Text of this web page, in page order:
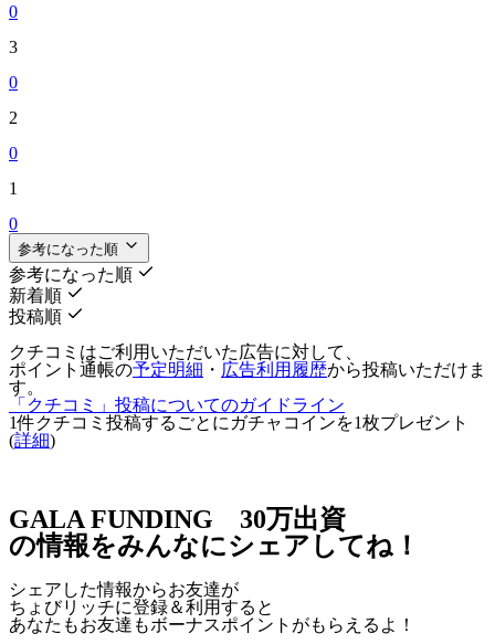
0
3
0
2
0
1
0
参考になった順
参考になった順
新着順
投稿順
クチコミはご利用いただいた広告に対して、
ポイント通帳の予定明細 ・ 広告利用履歴から投稿いただけま
す。
「クチコミ」投稿についてのガイドライン
1件クチコミ投稿するごとに ガチャコインを1枚プレゼント
(詳細)
GALA FUNDING 30万出資
の情報をみんなにシェアしてね！
シェアした情報からお友達が
ちょびリッチに登録＆利用すると
あなたもお友達もボーナスポイント がもらえるよ！